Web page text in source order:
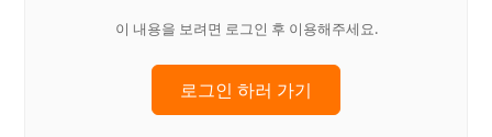
이 내용을 보려면 로그인 후 이용해주세요.
로그인 하러 가기